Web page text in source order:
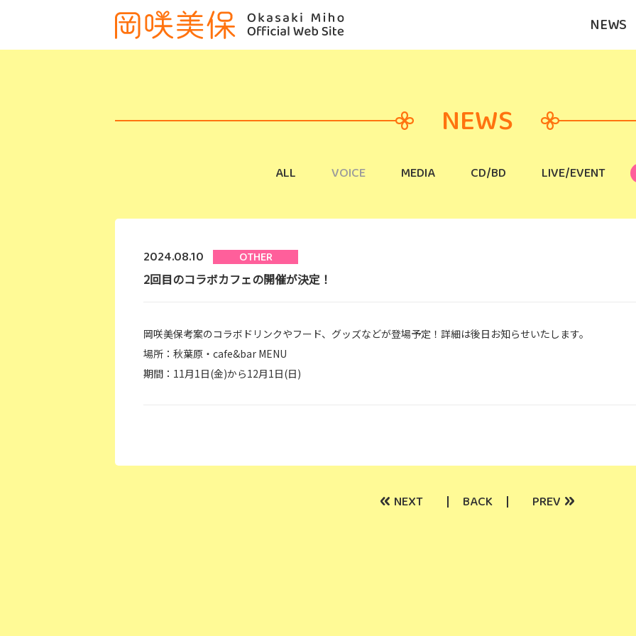
NEWS
NEWS
ALL VOICE MEDIA CD/BD LIVE/EVENT
2024.08.10 OTHER
2回目のコラボカフェの開催が決定！
岡咲美保考案のコラボドリンクやフード、グッズなどが登場予定！詳細は後日お知らせいたします。
場所：秋葉原・cafe&bar MENU
期間：11月1日(金)から12月1日(日)
« NEXT BACK PREV »